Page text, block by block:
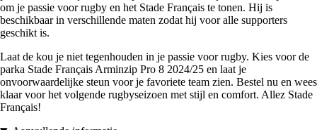
om je passie voor rugby en het Stade Français te tonen. Hij is
beschikbaar in verschillende maten zodat hij voor alle supporters
geschikt is.
Laat de kou je niet tegenhouden in je passie voor rugby. Kies voor de
parka Stade Français Arminzip Pro 8 2024/25 en laat je
onvoorwaardelijke steun voor je favoriete team zien. Bestel nu en wees
klaar voor het volgende rugbyseizoen met stijl en comfort. Allez Stade
Français!